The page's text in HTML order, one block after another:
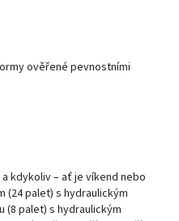
ověřené pevnostními
kdykoliv – ať je víkend nebo
(24 palet) s hydraulickým
(8 palet) s hydraulickým